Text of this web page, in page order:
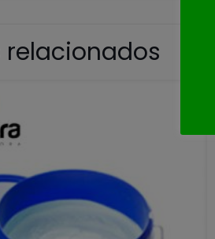
relacionados